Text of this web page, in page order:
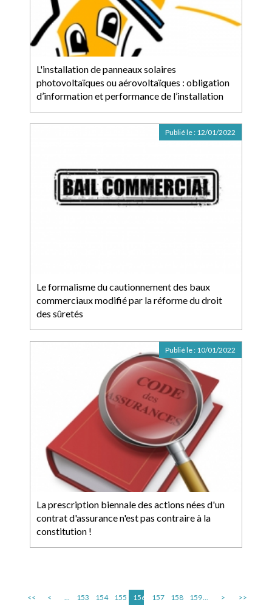
L'installation de panneaux solaires
photovoltaïques ou aérovoltaïques : obligation
d’information et performance de l’installation
Le formalisme du cautionnement des baux
commerciaux modifié par la réforme du droit
des sûretés
Publié le : 12/01/2022
La prescription biennale des actions nées d'un
contrat d'assurance n'est pas contraire à la
constitution !
Publié le : 10/01/2022
<< < ... 153 154 155 156 157 158 159... > >>